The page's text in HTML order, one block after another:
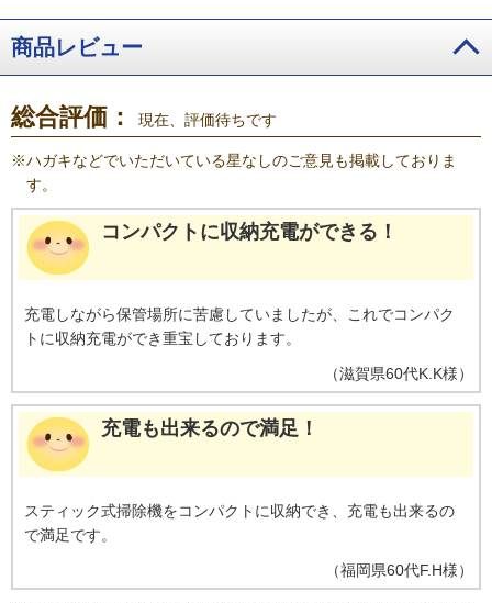
商品レビュー
総合評価： 現在、評価待ちです
※ハガキなどでいただいている星なしのご意見も掲載しておりま
す。
コンパクトに収納充電ができる！
充電しながら保管場所に苦慮していましたが、これでコンパク
トに収納充電ができ重宝しております。
（滋賀県60代K.K様）
充電も出来るので満足！
スティック式掃除機をコンパクトに収納でき、充電も出来るの
で満足です。
（福岡県60代F.H様）